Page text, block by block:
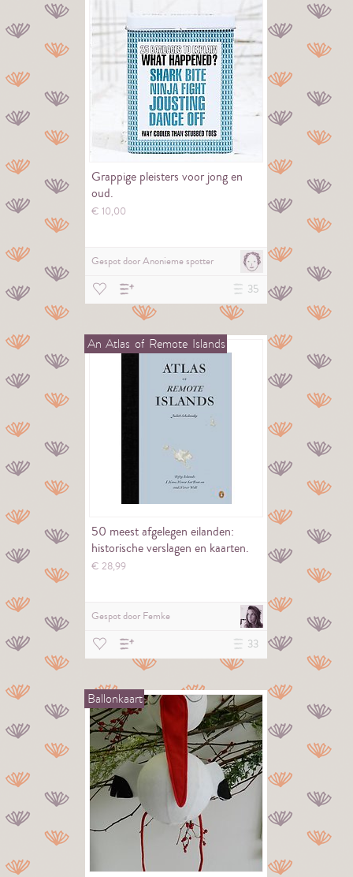
Grappige pleisters voor jong en
oud.
€ 10,00
Gespot doorAnonieme spotter
35
An Atlas of Remote Islands
50 meest afgelegen eilanden:
historische verslagen en kaarten.
€28,99
Gespot door Femke
33
Ballonkaart